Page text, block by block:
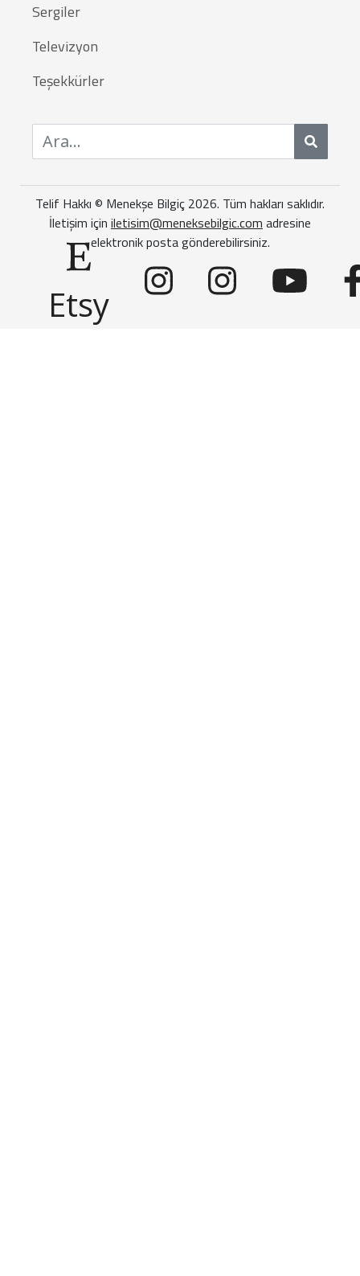
Sergiler
Televizyon
Teşekkürler
Ara
Telif Hakkı © Menekşe Bilgiç 2026. Tüm hakları saklıdır.
İletişim için iletisim@meneksebilgic.com adresine
elektronik posta gönderebilirsiniz.
Etsy